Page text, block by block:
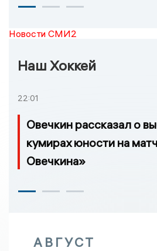
Новости СМИ2
Наш Хоккей
22:01
Овечкин рассказал о
кумирах юности на
Овечкина»
АВГУСТ